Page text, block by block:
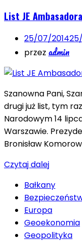
List JE
25/07/2014
przez admin
Szanowna Pani,
drugi już list, tym
Narodowym 14
Warszawie.
Bronisław
Czytaj dalej
Bałkany
Europa
Geoekonomia
Geopolityka